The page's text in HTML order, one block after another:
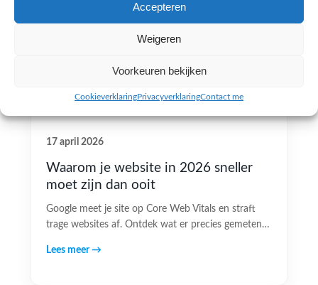
Accepteren
Weigeren
Voorkeuren bekijken
CookieverklaringPrivacyverklaringContact me
17 april 2026
Waarom je website in 2026 sneller
moet zijn dan ooit
Google meet je site op Core Web Vitals en straft
trage websites af. Ontdek wat er precies gemeten…
Lees meer →